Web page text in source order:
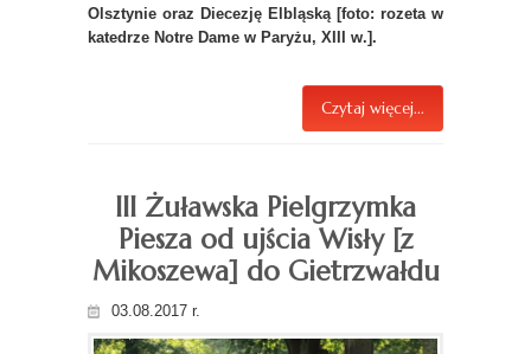
Olsztynie oraz Diecezję Elbląską [foto: rozeta w
katedrze Notre Dame w Paryżu, XIII w.].
Czytaj więcej...
III Żuławska Pielgrzymka
Piesza od ujścia Wisły [z
Mikoszewa] do Gietrzwałdu
03.08.2017 r.